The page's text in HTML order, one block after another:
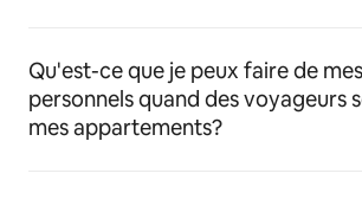
Qu'est-ce que je peux faire de
personnels quand des voyageurs
mes appartements?